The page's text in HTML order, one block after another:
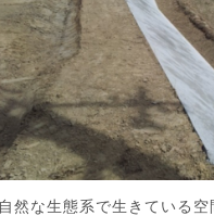
然な生態系で生きている空